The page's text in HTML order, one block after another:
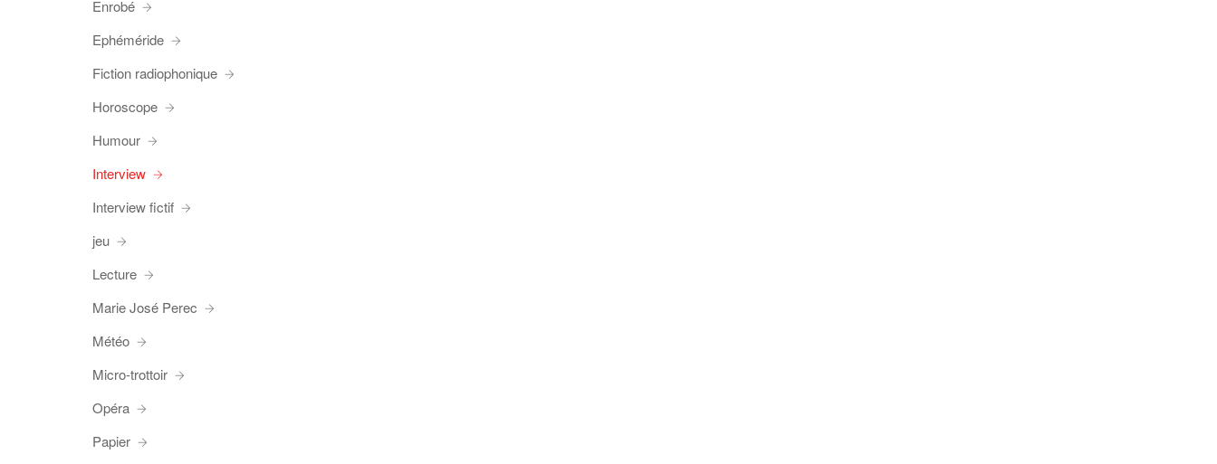
Enrobé
Ephéméride
Fiction radiophonique
Horoscope
Humour
Interview
Interview fictif
jeu
Lecture
Marie José Perec
Météo
Micro-trottoir
Opéra
Papier